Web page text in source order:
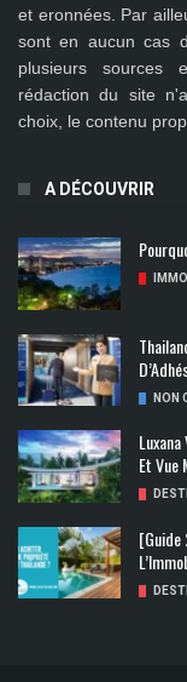
et eronnées. Par
sont en aucun cas
plusieurs sources
rédaction du site
choix, le contenu
A DÉCOUVRIR
NON
Et Vue
[Guide